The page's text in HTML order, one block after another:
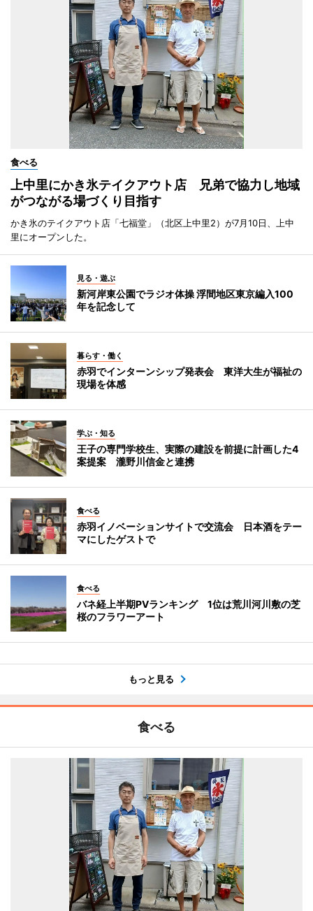
食べる
上中里にかき氷テイクアウト店 兄弟で協力し地域
がつながる場づくり目指す
かき氷のテイクアウト店「七福堂」（北区上中里2）が7月10日、上中
里にオープンした。
見る・遊ぶ
新河岸東公園でラジオ体操 浮間地区東京編入100
年を記念して
暮らす・働く
赤羽でインターンシップ発表会 東洋大生が福祉の
現場を体感
学ぶ・知る
王子の専門学校生、実際の建設を前提に計画した4
案提案 瀧野川信金と連携
食べる
赤羽イノベーションサイトで交流会 日本酒をテー
マにしたゲストで
食べる
バネ経上半期PVランキング 1位は荒川河川敷の芝
桜のフラワーアート
もっと見る
食べる